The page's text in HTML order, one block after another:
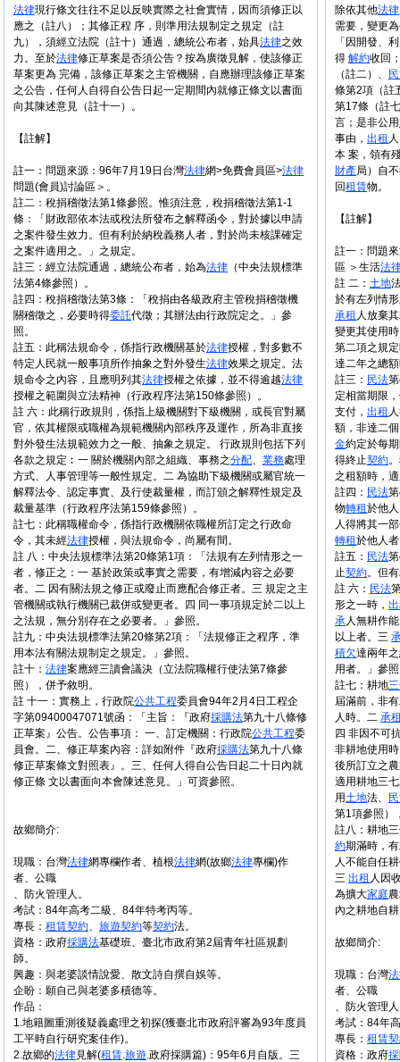
除依其他法律
需要，變更
「因開發、
得 解約收回
（註二）、
條第2項（註
第17條（註
言；是非公用
事由， 出租
本 案，領有
財產局）自
回租賃物。
【註解】
註一：問題
區 ＞生活法
註 二： 土地
於有左列情
承租 人放棄
變更其使用
第二項之規
達二年之總
註三： 民法
定相當期限
支付， 出租
額，非達二
金約定於每
得終止契約
之租額時，
註四： 民法
物轉租於他
人得將其一
轉租於他人
註五： 民法
止契約。但
註 六： 民法
形之一時，
承人無耕作
以上者。三
積欠達兩年
用者。」參
註七：耕地
屆滿前，非
人時。二 承
四 非因不可
非耕地使用
後所訂立之
適用耕地三
用土地法、
第1項參照）
註八：耕地
約期滿時，
人不能自任
三 出租 人因
為擴大家庭
內之耕地自
故鄉簡介:
現職：台灣
者、公職
、防火管理
考試：84年
專長： 租賃
資格：政府
法律現行條文往往不足以反映實際之社會實情，因而須修正以
應之（註八）；其修正程 序，則準用法規制定之規定（註
九），須經立法院（註十）通過，總統公布者，始具法律之效
力。至於法律修正草案是否須公告？按為廣徵見解，使該修正
草案更為 完備，該修正草案之主管機關，自應辦理該修正草案
之公告，任何人自得自公告日起一定期間內就修正條文以書面
向其陳述意見（註十一）。
【註解】
註一：問題來源：96年7月19日台灣法律網>免費會員區>法律
問題(會員)討論區＞。
註二：稅捐稽徵法第1條參照。惟須注意，稅捐稽徵法第1-1
條：「財政部依本法或稅法所發布之解釋函令，對於據以申請
之案件發生效力。但有利於納稅義務人者，對於尚未核課確定
之案件適用之。」之規定。
註三：經立法院通過，總統公布者，始為法律 （中央法規標準
法第4條參照）。
註四：稅捐稽徵法第3條：「稅捐由各級政府主管稅捐稽徵機
關稽徵之，必要時得委託代徵；其辦法由行政院定之。」參
照。
註五：此稱法規命令，係指行政機關基於法律授權，對多數不
特定人民就一般事項所作抽象之對外發生法律效果之規定。法
規命令之內容，且應明列其法律授權之依據，並不得逾越法律
授權之範圍與立法精神（行政程序法第150條參照）。
註 六：此稱行政規則，係指上級機關對下級機關，或長官對屬
官，依其權限或職權為規範機關內部秩序及運作，所為非直接
對外發生法規範效力之一般、抽象之規定。 行政規則包括下列
各款之規定︰一 關於機關內部之組織、事務之分配、 業務處理
方式、人事管理等一般性規定。二 為協助下級機關或屬官統一
解釋法令、認定事實、及行使裁量權，而訂頒之解釋性規定及
裁量基準（行政程序法第159條參照）。
註七：此稱職權命令，係指行政機關依職權所訂定之行政命
令，其未經法律授權，與法規命令，尚屬有間。
註 八：中央法規標準法第20條第1項：「法規有左列情形之一
者，修正之：一 基於政策或事實之需要，有增減內容之必要
者。二 因有關法規之修正或廢止而應配合修正者。三 規定之主
管機關或執行機關已裁併或變更者。四 同一事項規定於二以上
之法規，無分別存在之必要者。」參照。
註九：中央法規標準法第20條第2項：「法規修正之程序，準
用本法有關法規制定之規定。」參照。
註十： 法律案應經三讀會議決（立法院職權行使法第7條參
照），併予敘明。
註 十一：實務上，行政院公共工程委員會94年2月4日工程企
字第09400047071號函：「主旨：『政府採購法第九十八條修
正草案』公告。公告事項： 一、訂定機關：行政院公共工程委
員會。二、修正草案內容：詳如附件『政府採購法第九十八條
修正草案條文對照表』。三、任何人得自公告日起二十日內就
修正條 文以書面向本會陳述意見。」可資參照。
故鄉簡介:
現職：台灣法律網專欄作者、植根法律網(故鄉法律專欄)作
者、公職
、防火管理人。
考試：84年高考二級、84年特考丙等。
專長： 租賃契約、 旅遊契約等契約法。
資格：政府採購法基礎班、臺北市政府第2屆青年社區規劃
師。
興趣：與老婆談情說愛、散文詩自撰自娛等。
企盼：願自己與老婆多積德等。
作品：
1.地籍圖重測後疑義處理之初探(獲臺北市政府評審為93年度員
工平時自行研究案佳作)。
2.故鄉的法律見解(租賃.旅遊.政府採購篇)：95年6月自版。三